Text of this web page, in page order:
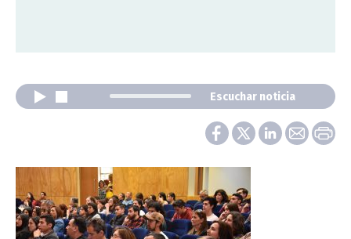
Escuchar noticia